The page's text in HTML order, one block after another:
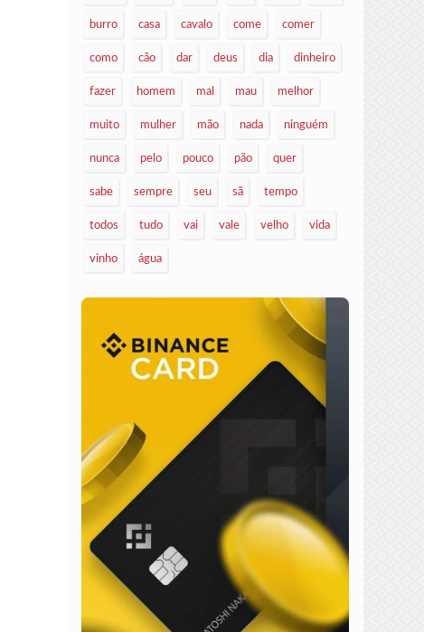
burro casa cavalo come comer
como cão dar deus dia dinheiro
fazer homem mal mau melhor
muito mulher mão nada ninguém
nunca pelo pouco pão quer
sabe sempre seu sã tempo
todos tudo vai vale velho vida
vinho água